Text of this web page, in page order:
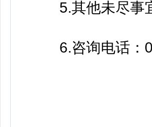
5.其他未尽事
6.咨询电话：